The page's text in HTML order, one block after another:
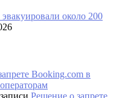
около 200
Booking.com в
Решение о запрете